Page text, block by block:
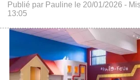
Publié par Pauline le 20/01/2026 -
13:05